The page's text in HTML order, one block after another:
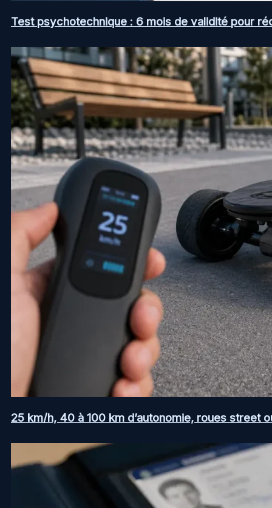
Test psychotechnique : 6 mois de validité pour
25 km/h, 40 à 100 km d’autonomie, roues street